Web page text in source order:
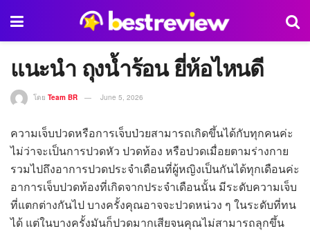
แนะนำ ถุงน้ำร้อน ยี่ห้อไหนดี
โดย Team BR June 5, 2026
ความเจ็บปวดหรือการเจ็บป่วยสามารถเกิดขึ้นได้กับทุกคนค่ะ
ไม่ว่าจะเป็นการปวดหัว ปวดท้อง หรือปวดเมื่อยตามร่างกาย
รวมไปถึงอาการปวดประจำเดือนที่ผู้หญิงเป็นกันได้ทุกเดือนค่ะ
อาการเจ็บปวดท้องที่เกิดจากประจำเดือนนั้น มีระดับความเจ็บ
ที่แตกต่างกันไป บางครั้งคุณอาจจะปวดหน่วง ๆ ในระดับที่ทน
ได้ แต่ในบางครั้งมันก็ปวดมากเสียจนคุณไม่สามารถลุกขึ้น